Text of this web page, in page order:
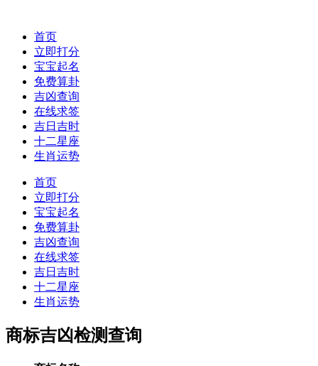
首页
立即打分
宝宝起名
免费算卦
吉凶查询
在线求签
吉日吉时
十二星座
生肖运势
首页
立即打分
宝宝起名
免费算卦
吉凶查询
在线求签
吉日吉时
十二星座
生肖运势
商标吉凶检测查询